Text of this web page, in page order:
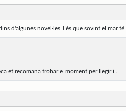
d'algunes novel·les. I és que sovint el mar té...
et recomana trobar el moment per llegir i...